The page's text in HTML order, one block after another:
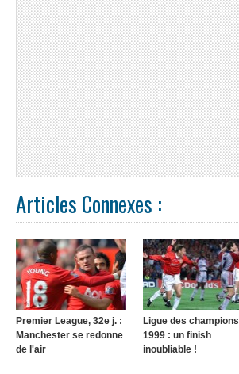
Articles Connexes :
Premier League, 32e j. :
Manchester se redonne
de l'air
Ligue des champions
1999 : un finish
inoubliable !